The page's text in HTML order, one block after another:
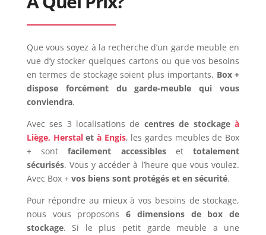
Que vous soyez à la recherche d’un garde meuble en
vue d’y stocker quelques cartons ou que vos besoins
en termes de stockage soient plus importants, Box +
dispose forcément du garde-meuble qui vous
conviendra.
Avec ses 3 localisations de centres de stockageà
Liège, Herstalet à Engis, les gardes meubles de Box
+ sont facilement accessiblesettotalement
sécurisés. Vous y accéder à l’heure que vous voulez.
Avec Box + vos biens sont protégés et en sécurité.
Pour répondre au mieux à vos besoins de stockage,
nous vous proposons 6 dimensions de box de
stockage. Si le plus petit garde meuble a une